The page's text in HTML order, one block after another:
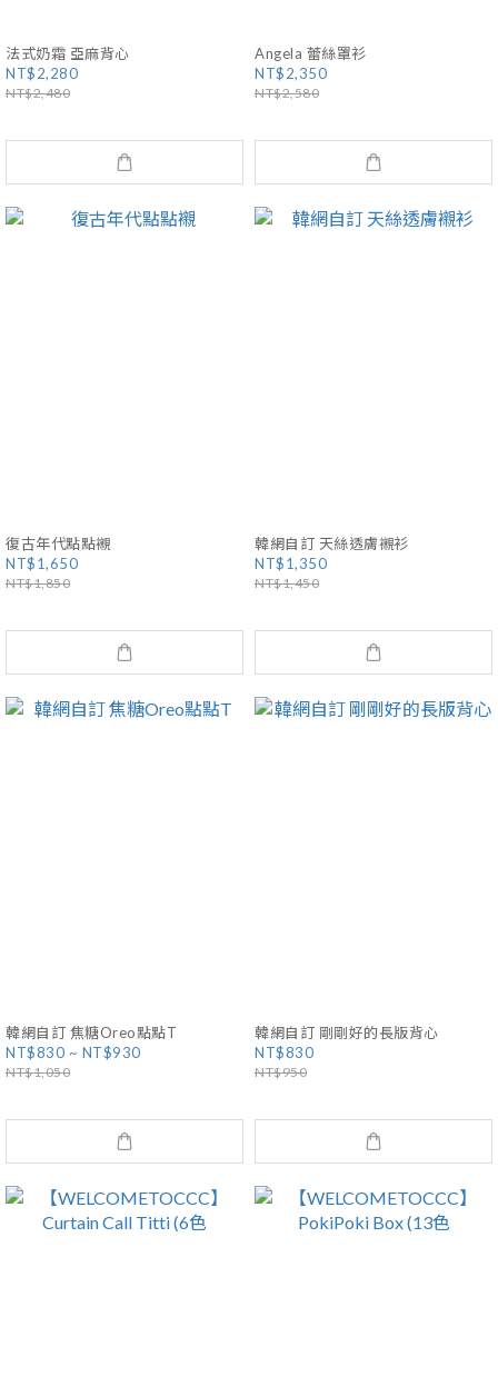
法式奶霜 亞麻背心
NT$2,280
NT$2,480
Angela 蕾絲罩衫
NT$2,350
NT$2,580
復古年代點點襯
NT$1,650
NT$1,850
韓網自訂 天絲透膚襯衫
NT$1,350
NT$1,450
韓網自訂 焦糖Oreo點點T
NT$830 ~ NT$930
NT$1,050
韓網自訂 剛剛好的長版背心
NT$830
NT$950